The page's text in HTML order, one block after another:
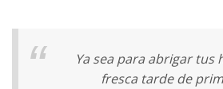
Ya sea para abrigar tus
fresca tarde de